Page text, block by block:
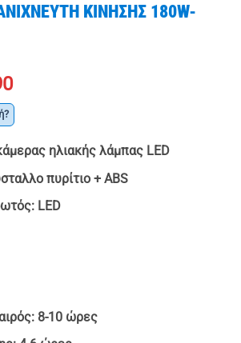
ΚΙΝΗΣΗΣ 180W-
Η
τρέχουσα
τιμή
είναι:
€ 9.90.ηλιακής λάμπας LED
πυρίτιο + ABS
LED
8-10 ώρες